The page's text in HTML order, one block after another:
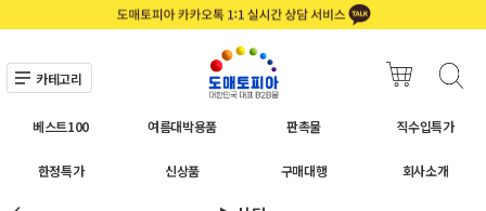
카테고리
베스트100 여름대박용품 판촉물 직수입특가
한정특가 신상품 구매대행 회사소개